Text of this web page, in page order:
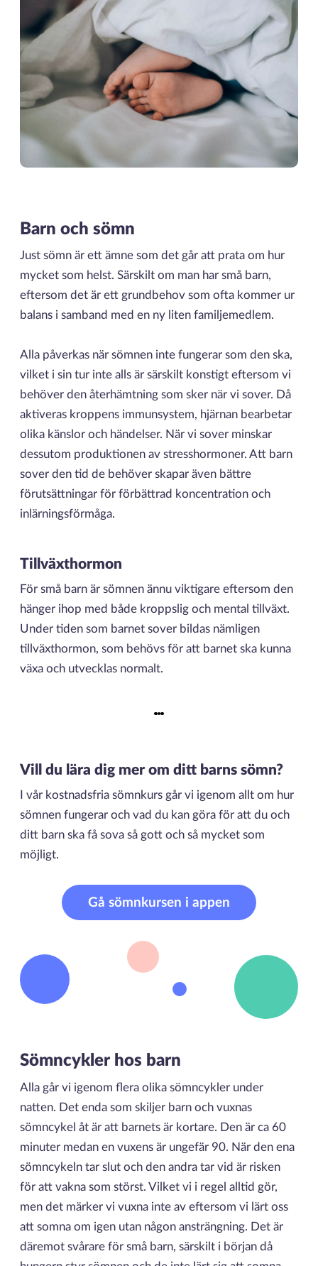
Barn och sömn
Just sömn är ett ämne som det går att prata om hur
mycket som helst. Särskilt om man har små barn,
eftersom det är ett grundbehov som ofta kommer ur
balans i samband med en ny liten familjemedlem.
Alla påverkas när sömnen inte fungerar som den ska,
vilket i sin tur inte alls är särskilt konstigt eftersom vi
behöver den återhämtning som sker när vi sover. Då
aktiveras kroppens immunsystem, hjärnan bearbetar
olika känslor och händelser. När vi sover minskar
dessutom produktionen av stresshormoner. Att barn
sover den tid de behöver skapar även bättre
förutsättningar för förbättrad koncentration och
inlärningsförmåga.
Tillväxthormon
För små barn är sömnen ännu viktigare eftersom den
hänger ihop med både kroppslig och mental tillväxt.
Under tiden som barnet sover bildas nämligen
tillväxthormon, som behövs för att barnet ska kunna
växa och utvecklas normalt.
Vill du lära dig mer om ditt barns sömn?
I vår kostnadsfria sömnkurs går vi igenom allt om hur
sömnen fungerar och vad du kan göra för att du och
ditt barn ska få sova så gott och så mycket som
möjligt.
Gå sömnkursen i appen
Sömncykler hos barn
Alla går vi igenom flera olika sömncykler under
natten. Det enda som skiljer barn och vuxnas
sömncykel åt är att barnets är kortare. Den är ca 60
minuter medan en vuxens är ungefär 90. När den ena
sömncykeln tar slut och den andra tar vid är risken
för att vakna som störst. Vilket vi i regel alltid gör,
men det märker vi vuxna inte av eftersom vi lärt oss
att somna om igen utan någon ansträngning. Det är
däremot svårare för små barn, särskilt i början då